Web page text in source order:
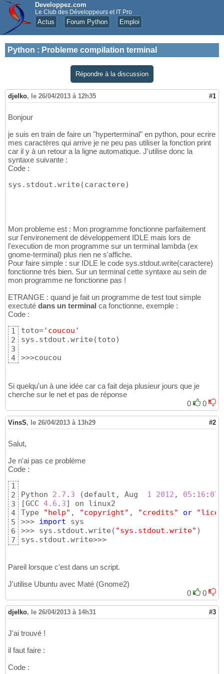
Developpez.com
Le Club des Développeurs et IT Pro
Actus Forum Python Emploi
Python : Probleme compilation terminal
Répondre à la discussion
djelko, le 26/04/2013 à 12h35 #1
Bonjour
je suis en train de faire un "hyperterminal" en python, pour ecrire
mes caractères qui arrive je ne peu pas utiliser la fonction print
car il y à un retour a la ligne automatique. J'utilise donc la
syntaxe suivante :
Code :
sys.stdout.write (caractere)
Mon probleme est : Mon programme fonctionne parfaitement
sur l'environement de développement IDLE mais lors de
l'execution de mon programme sur un terminal lambda (ex
gnome-terminal) plus rien ne s'affiche.
Pour faire simple : sur IDLE le code sys.stdout.write(caractere)
fonctionne trés bien. Sur un terminal cette syntaxe au sein de
mon programme ne fonctionne pas !
ETRANGE : quand je fait un programme de test tout simple
exectuté dans un terminal ca fonctionne, exemple :
Code :
1
2
3
4
toto='coucou'
sys.stdout.write (toto)
>>>coucou
Si quelqu'un à une idée car ca fait deja plusieur jours que je
cherche sur le net et pas de réponse
0
0
VinsS, le 26/04/2013 à 13h29 #2
Salut,
Je n'ai pas ce problème
Code :
1
2
3
4
5
6
7
Python 2.7 . 3 (default, Aug 1 2012 , 05 : 16 : 07
[GCC 4.6 . 3]
on linux2
Type
"help" , "copyright" , "credits" or
>>> import sys
>>> sys.stdout.write ( "sys.stdout.write" )
sys.stdout.write>>>
Pareil lorsque c'est dans un script.
J'utilise Ubuntu avec Maté (Gnome2)
0
0
djelko, le 26/04/2013 à 14h31 #3
J'ai trouvé !
il faut faire :
Code :